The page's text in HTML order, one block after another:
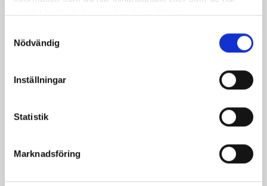
samlat in när du har använt deras tjänster.
Nödvändig
Inställningar
Statistik
Marknadsföring
Päronfil 2,7%
Skogsbärsfil 2,7%